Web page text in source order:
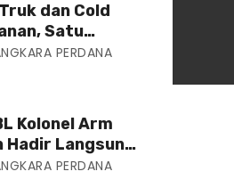
dan Cold
Satu
Tulang Kaki
PERDANA
Kolonel Arm
Hadir Langsung
80
PERDANA